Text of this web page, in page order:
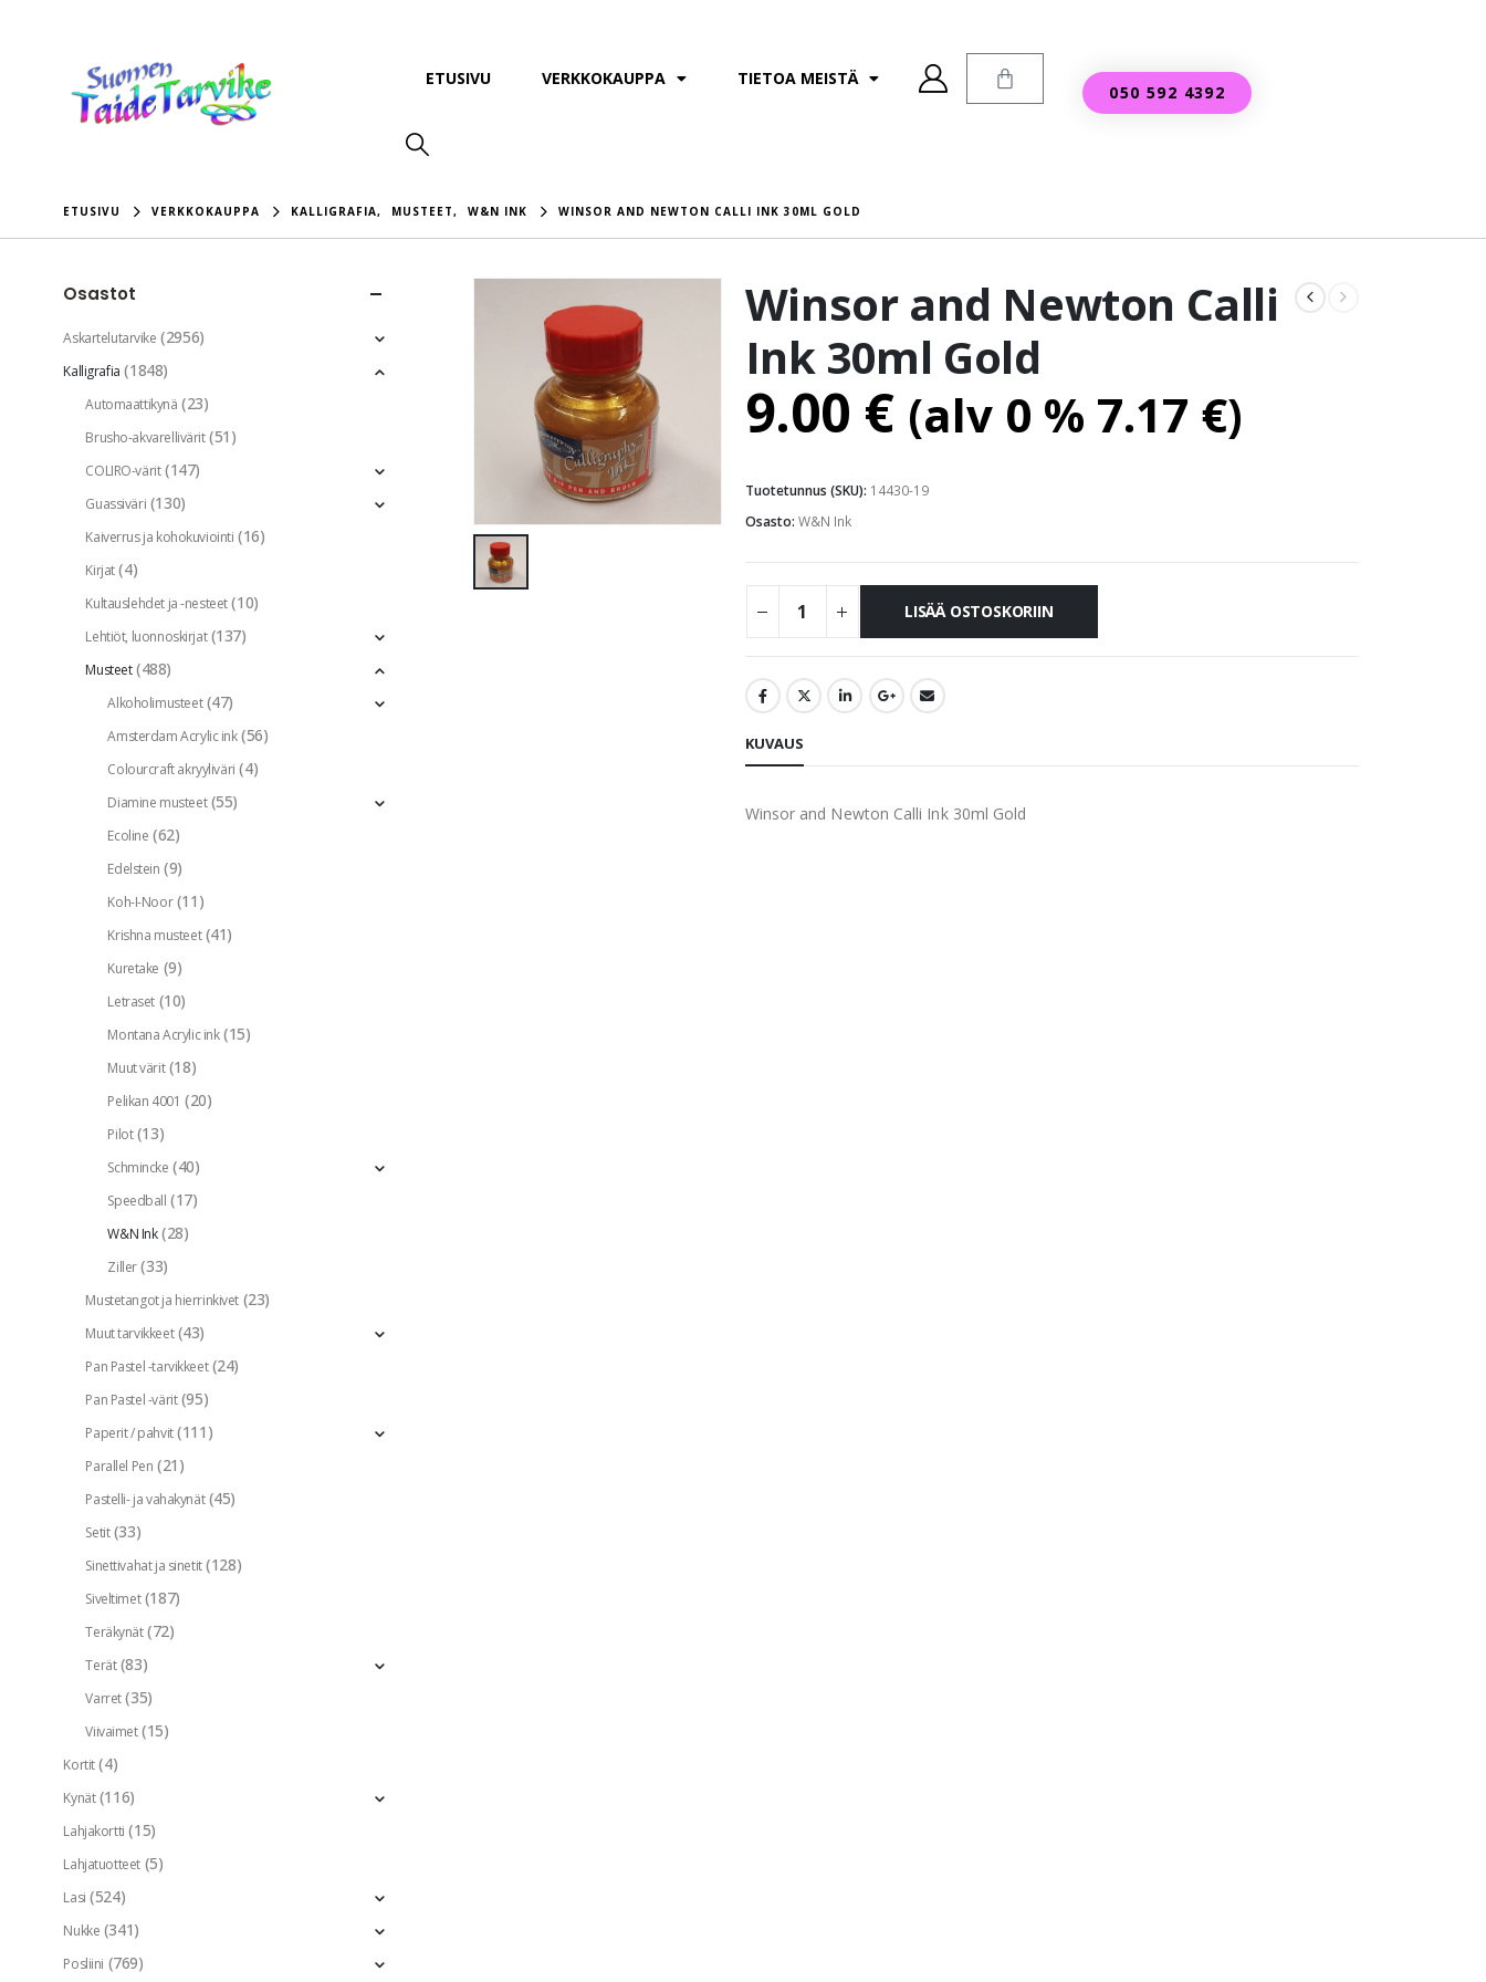
ETUSIVU VERKKOKAUPPA TIETOA MEISTÄ
050 592 4392
ETUSIVU VERKKOKAUPPA KALLIGRAFIA, MUSTEET, W&N INK WINSOR AND NEWTON CALLI INK 30ML GOLD
Winsor and Newton Calli
Ink 30ml Gold
9.00 € (alv 0 % 7.17 €)
Tuotetunnus (SKU): 14430-19
Osasto: W&N Ink
LISÄÄ OSTOSKORIIN
KUVAUS
Winsor and Newton Calli Ink 30ml Gold
Osastot
Askartelutarvike (2956)
Kalligrafia (1848)
Automaattikynä (23)
Brusho-akvarellivärit (51)
COLIRO-värit (147)
Guassiväri (130)
Kaiverrus ja kohokuviointi (16)
Kirjat (4)
Kultauslehdet ja -nesteet (10)
Lehtiöt, luonnoskirjat (137)
Musteet (488)
Alkoholimusteet (47)
Amsterdam Acrylic ink (56)
Colourcraft akryyliväri (4)
Diamine musteet (55)
Ecoline (62)
Edelstein (9)
Koh-I-Noor (11)
Krishna musteet (41)
Kuretake (9)
Letraset (10)
Montana Acrylic ink (15)
Muut värit (18)
Pelikan 4001 (20)
Pilot (13)
Schmincke (40)
Speedball (17)
W&N Ink (28)
Ziller (33)
Mustetangot ja hierrinkivet (23)
Muut tarvikkeet (43)
Pan Pastel -tarvikkeet (24)
Pan Pastel -värit (95)
Paperit / pahvit (111)
Parallel Pen (21)
Pastelli- ja vahakynät (45)
Setit (33)
Sinettivahat ja sinetit (128)
Siveltimet (187)
Teräkynät (72)
Terät (83)
Varret (35)
Viivaimet (15)
Kortit (4)
Kynät (116)
Lahjakortti (15)
Lahjatuotteet (5)
Lasi (524)
Nukke (341)
Posliini (769)